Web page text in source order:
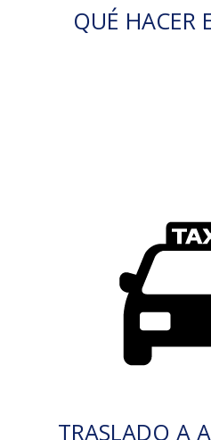
QUÉ HACER
TRASLADO A